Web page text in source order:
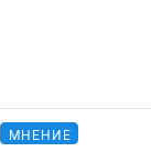
МНЕНИЕ